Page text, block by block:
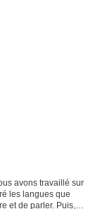
avons travaillé sur
les langues que
et de parler. Puis,